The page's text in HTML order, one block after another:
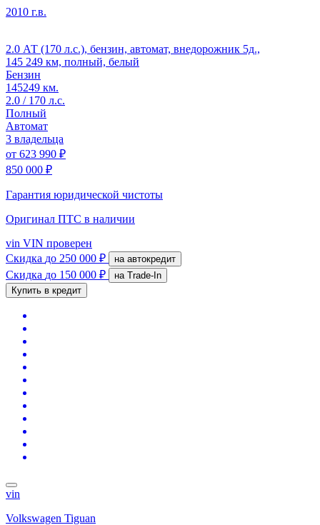
2010 г.в.
2.0 АТ (170 л.с.), бензин, автомат, внедорожник 5д.,
145 249 км, полный, белый
Бензин
145249 км.
2.0 / 170 л.с.
Полный
Автомат
3 владельца
от 623 990 ₽
850 000 ₽
Гарантия юридической чистоты
Оригинал ПТС в наличии
vin VIN проверен
Скидка до 250 000 ₽ на автокредит
Скидка до 150 000 ₽
на Trade-In
Купить в кредит
vin
Volkswagen Tiguan